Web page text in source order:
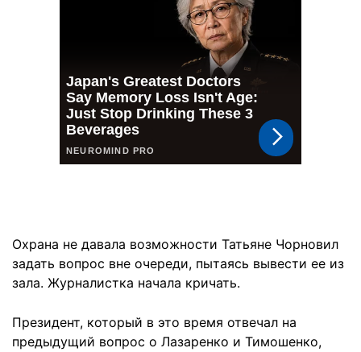
Охрана не давала возможности Татьяне Чорновил
задать вопрос вне очереди, пытаясь вывести ее из
зала. Журналистка начала кричать.
Президент, который в это время отвечал на
предыдущий вопрос о Лазаренко и Тимошенко,